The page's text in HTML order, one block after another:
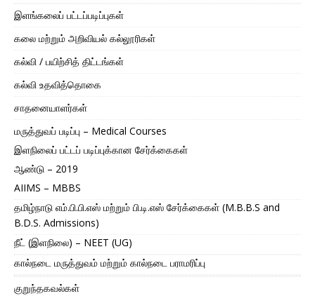
இளங்கலைப் பட்டப்படிப்புகள்
கலை மற்றும் அறிவியல் கல்லூரிகள்
கல்வி / பயிற்சித் திட்டங்கள்
கல்வி உதவித்தொகை
சாதனையாளர்கள்
மருத்துவப் படிப்பு – Medical Courses
இளநிலைப் பட்டப் படிப்புக்கான சேர்க்கைகள்
ஆண்டு – 2019
AIIMS – MBBS
தமிழ்நாடு எம்.பி.பி.எஸ் மற்றும் பி.டி.எஸ் சேர்க்கைகள் (M.B.B.S and
B.D.S. Admissions)
நீட் (இளநிலை) – NEET (UG)
கால்நடை மருத்துவம் மற்றும் கால்நடை பராமரிப்பு
குறுந்தகவல்கள்